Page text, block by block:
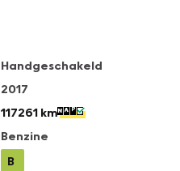
Handgeschakeld
2017
117261 km
Benzine
B